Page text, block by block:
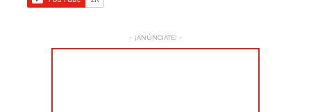
- ¡ANÚNCIATE! -